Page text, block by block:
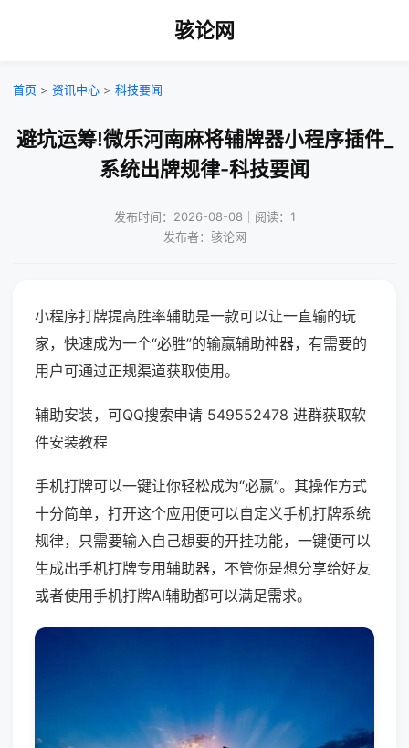
骇论网
首页 > 资讯中心 > 科技要闻
避坑运筹!微乐河南麻将辅牌器小程序插件_
系统出牌规律-科技要闻
发布时间：2026-08-08｜阅读：1
发布者：骇论网
小程序打牌提高胜率辅助是一款可以让一直输的玩
家，快速成为一个“必胜”的输赢辅助神器，有需要的
用户可通过正规渠道获取使用。
辅助安装，可QQ搜索申请 549552478 进群获取软
件安装教程
手机打牌可以一键让你轻松成为“必赢”。其操作方式
十分简单，打开这个应用便可以自定义手机打牌系统
规律，只需要输入自己想要的开挂功能，一键便可以
生成出手机打牌专用辅助器，不管你是想分享给好友
或者使用手机打牌AI辅助都可以满足需求。